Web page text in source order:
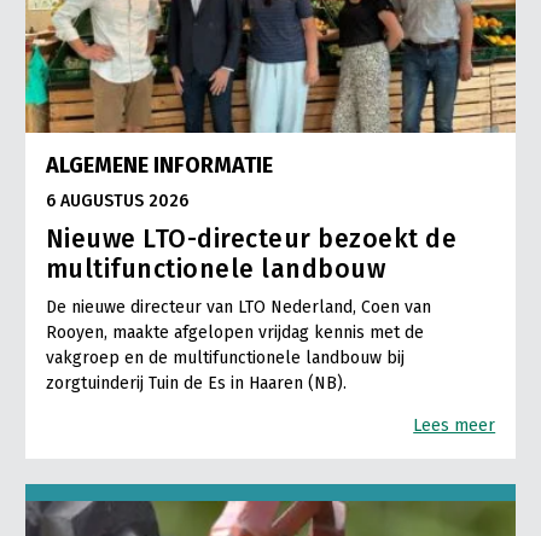
ALGEMENE INFORMATIE
6 AUGUSTUS 2026
Nieuwe LTO-directeur bezoekt de
multifunctionele landbouw
De nieuwe directeur van LTO Nederland, Coen van
Rooyen, maakte afgelopen vrijdag kennis met de
vakgroep en de multifunctionele landbouw bij
zorgtuinderij Tuin de Es in Haaren (NB).
Lees meer